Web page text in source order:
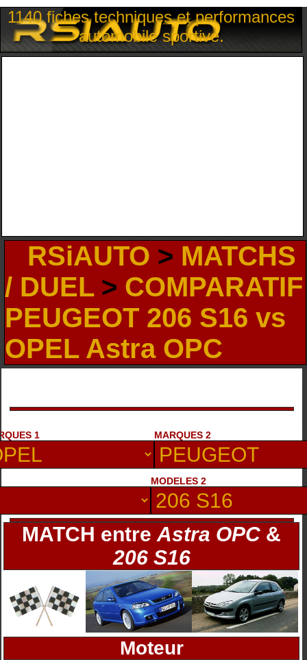
1140 fiches techniques et performances
automobile sportive.
RSiAUTO > MATCHS
/ DUEL> COMPARATIF
PEUGEOT 206 S16 vs
OPEL Astra OPC
1 MARQUES 2
MODELES 2
MATCH entreAstra OPC &
206 S16
Moteur